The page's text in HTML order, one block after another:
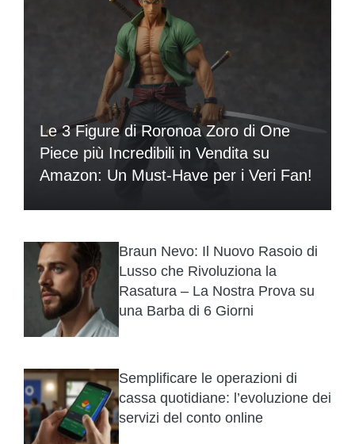
Le 3 Figure di Roronoa Zoro di One
Piece più Incredibili in Vendita su
Amazon: Un Must-Have per i Veri Fan!
Braun Nevo: Il Nuovo Rasoio di
Lusso che Rivoluziona la
Rasatura – La Nostra Prova su
una Barba di 6 Giorni
Semplificare le operazioni di
cassa quotidiane: l’evoluzione dei
servizi del conto online